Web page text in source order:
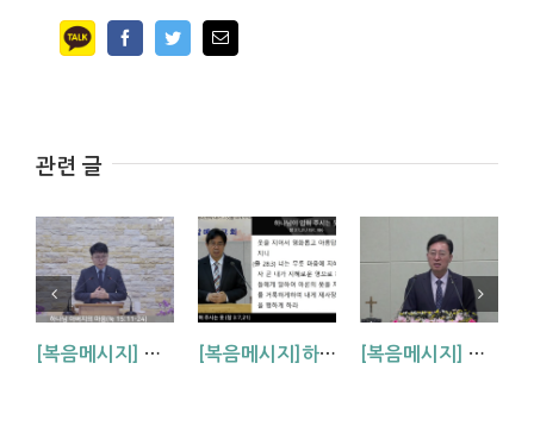
FacebookTwitterEmail
관련 글
[복음메시지] 하나님 아버지의 마음 (눅15:11~24) [복음메시지]하나님이 입혀주시는 옷 (창 3:7,21) [복음메시지] 엘리야 때(사도시대)처럼 (왕하 2:1-14)